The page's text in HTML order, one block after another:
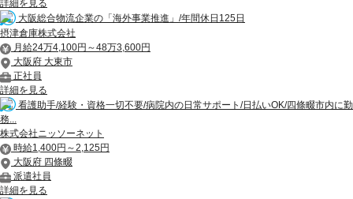
詳細を見る
大阪総合物流企業の「海外事業推進」/年間休日125日
摂津倉庫株式会社
月給24万4,100円～48万3,600円
大阪府 大東市
正社員
詳細を見る
看護助手/経験・資格一切不要/病院内の日常サポート/日払いOK/四條畷市内に勤
務...
株式会社ニッソーネット
時給1,400円～2,125円
大阪府 四條畷
派遣社員
詳細を見る